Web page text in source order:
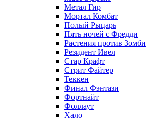
Метал Гир
Мортал Комбат
Полый Рыцарь
Пять ночей с Фредди
Растения против Зомби
Резидент Ивел
Стар Крафт
Стрит Файтер
Теккен
Финал Фэнтази
Фортнайт
Фоллаут
Хало